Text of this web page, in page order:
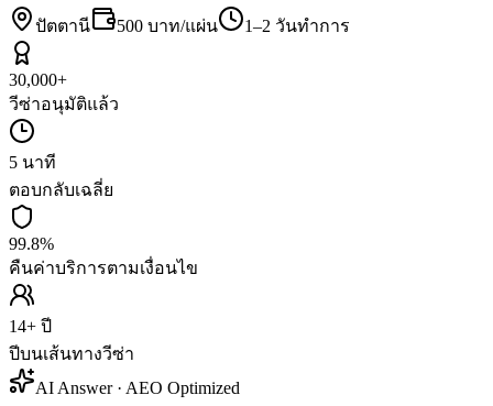
ปัตตานี 500 บาท/แผ่น 1–2 วันทำการ
30,000+
วีซ่าอนุมัติแล้ว
5 นาที
ตอบกลับเฉลี่ย
99.8%
คืนค่าบริการตามเงื่อนไข
14+ ปี
ปีบนเส้นทางวีซ่า
AI Answer · AEO Optimized